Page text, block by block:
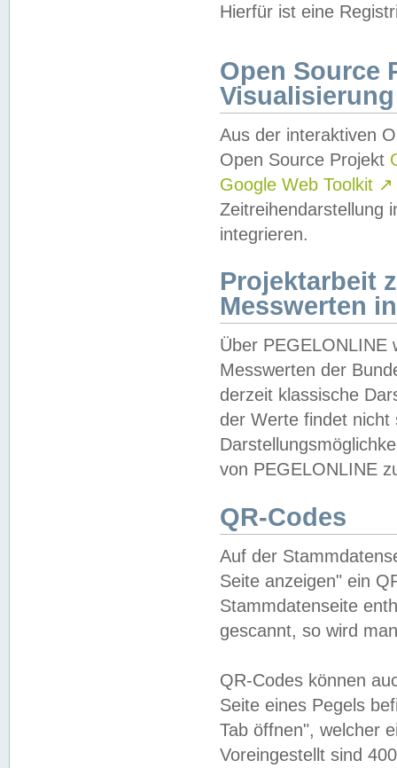
Hierfür ist eine
Open Source
Visualisierung
Aus der interaktiven
Open Source Projekt
Google Web Toolkit ↗
Zeitreihendarstellung
integrieren.
Projektarbeit
Messwerten
Über PEGELONLINE
Messwerten der
derzeit klassische
der Werte findet
von PEGELONLINE
QR-Codes
Auf der
Seite anzeigen" ein
Stammdatenseite
gescannt, so wird
QR-Codes können
Seite eines Pegels
Tab öffnen", welcher
Voreingestellt sind